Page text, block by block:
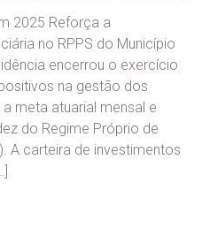
2025 Reforça a
no RPPS do Município
encerrou o exercício
na gestão dos
meta atuarial mensal e
do Regime Próprio de
A carteira de investimentos